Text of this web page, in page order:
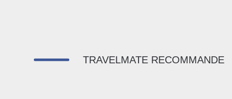
TRAVELMATE RECOMMANDE